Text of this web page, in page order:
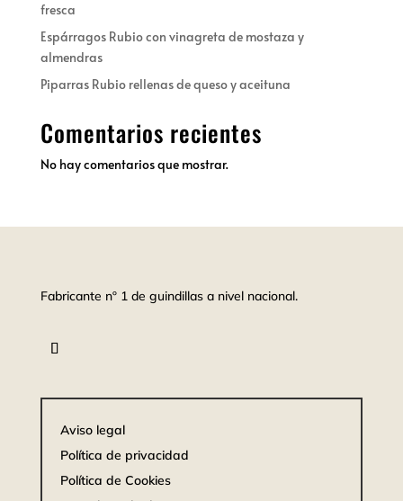
fresca
Espárragos Rubio con vinagreta de mostaza y
almendras
Piparras Rubio rellenas de queso y aceituna
Comentarios recientes
No hay comentarios que mostrar.
Fabricante nº 1 de guindillas a nivel nacional.
Aviso legal
Política de privacidad
Política de Cookies